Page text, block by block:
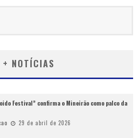
+ NOTÍCIAS
Festival” confirma o Mineirão como palco da
29 de abril de 2026